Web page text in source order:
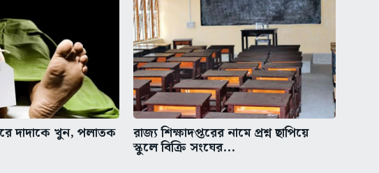
দাদাকে খুন, পলাতক রাজ্য শিক্ষাদপ্তরের নামে প্রশ্ন ছাপিয়ে
স্কুলে বিক্রি সংঘের...